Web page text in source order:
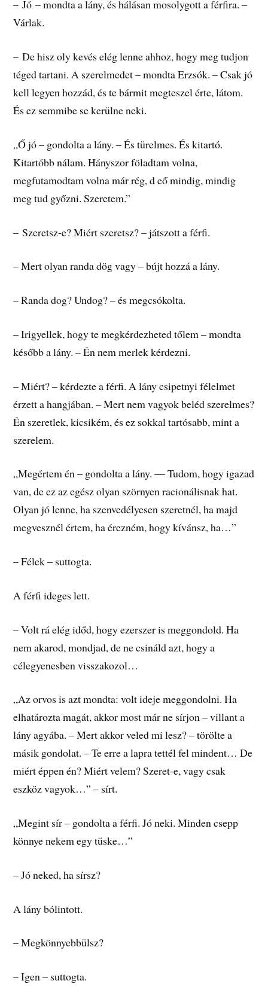
– Jó – mondta a lány, és hálásan mosolygott a férfira. –
Várlak.
– De hisz oly kevés elég lenne ahhoz, hogy meg tudjon
téged tartani. A szerelmedet – mondta Erzsók. – Csak jó
kell legyen hozzád, és te bármit megteszel érte, látom.
És ez semmibe se kerülne neki.
„Ő jó – gondolta a lány. – És türelmes. És kitartó.
Kitartóbb nálam. Hányszor föladtam volna,
megfutamodtam volna már rég, d eő mindig, mindig
meg tud győzni. Szeretem.”
– Szeretsz-e? Miért szeretsz? – játszott a férfi.
– Mert olyan randa dög vagy – bújt hozzá a lány.
– Randa dog? Undog? – és megcsókolta.
– Irigyellek, hogy te megkérdezheted tőlem – mondta
később a lány. – Én nem merlek kérdezni.
– Miért? – kérdezte a férfi. A lány csipetnyi félelmet
érzett a hangjában. – Mert nem vagyok beléd szerelmes?
Én szeretlek, kicsikém, és ez sokkal tartósabb, mint a
szerelem.
„Megértem én – gondolta a lány. — Tudom, hogy igazad
van, de ez az egész olyan szörnyen racionálisnak hat.
Olyan jó lenne, ha szenvedélyesen szeretnél, ha majd
megvesznél értem, ha érezném, hogy kívánsz, ha…”
– Félek – suttogta.
A férfi ideges lett.
– Volt rá elég időd, hogy ezerszer is meggondold. Ha
nem akarod, mondjad, de ne csináld azt, hogy a
célegyenesben visszakozol…
„Az orvos is azt mondta: volt ideje meggondolni. Ha
elhatározta magát, akkor most már ne sírjon – villant a
lány agyába. – Mert akkor veled mi lesz? – törölte a
másik gondolat. – Te erre a lapra tettél fel mindent… De
miért éppen én? Miért velem? Szeret-e, vagy csak
eszköz vagyok…” – sírt.
„Megint sír – gondolta a férfi. Jó neki. Minden csepp
könnye nekem egy tüske…”
– Jó neked, ha sírsz?
A lány bólintott.
– Megkönnyebbülsz?
– Igen – suttogta.